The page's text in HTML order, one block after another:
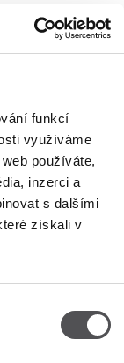
funkcí
využíváme
používáte,
inzerci a
s dalšími
získali v
09:00 - 21:00
09:00 - 21:00
09:00 - 21:00
09:00 - 21:00
09:00 - 21:00